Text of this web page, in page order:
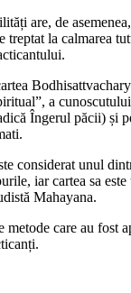
are, de
treptat la calmarea
a
Îngerul păcii) și
considerat unul
iar cartea sa
Mahayana.
metode care au fost